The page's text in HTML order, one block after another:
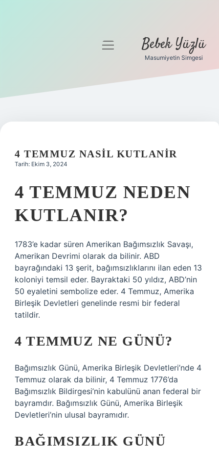
Gizlilik Politikası
Yasal Uyarı
menüyü
Bebek Yüzlü
Masumiyetin Simgesi
4 TEMMUZ NASIL KUTLANIR
Tarih: Ekim 3, 2024
4 TEMMUZ NEDEN
KUTLANIR?
1783’e kadar süren Amerikan Bağımsızlık Savaşı,
Amerikan Devrimi olarak da bilinir. ABD
bayrağındaki 13 şerit, bağımsızlıklarını ilan eden 13
koloniyi temsil eder. Bayraktaki 50 yıldız, ABD’nin
50 eyaletini sembolize eder. 4 Temmuz, Amerika
Birleşik Devletleri genelinde resmi bir federal
tatildir.
4 TEMMUZ NE GÜNÜ?
Bağımsızlık Günü, Amerika Birleşik Devletleri’nde 4
Temmuz olarak da bilinir, 4 Temmuz 1776’da
Bağımsızlık Bildirgesi’nin kabulünü anan federal bir
bayramdır. Bağımsızlık Günü, Amerika Birleşik
Devletleri’nin ulusal bayramıdır.
BAĞIMSIZLIK GÜNÜ